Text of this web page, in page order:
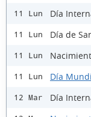
11 Lun Día
11 Lun Día de
11 Lun
11 Lun Día
12 Mar Día